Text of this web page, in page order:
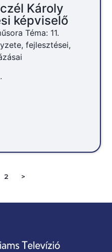
Károly
képviselő
Téma: 11.
fejlesztései,
2 >